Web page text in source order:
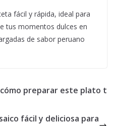
fácil y rápida, ideal para
tus momentos dulces en
de sabor peruano
preparar este plato t
fácil y deliciosa para